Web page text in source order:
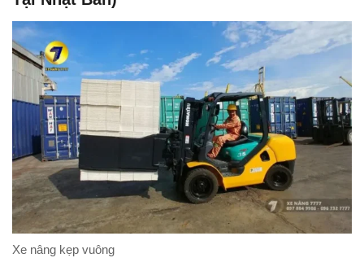
Xe nâng kẹp vuông